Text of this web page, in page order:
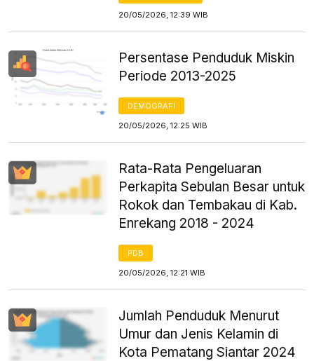
20/05/2026, 12:39 WIB
Persentase Penduduk Miskin
Periode 2013-2025
DEMOGRAFI
20/05/2026, 12:25 WIB
Rata-Rata Pengeluaran
Perkapita Sebulan Besar untuk
Rokok dan Tembakau di Kab.
Enrekang 2018 - 2024
PDB
20/05/2026, 12:21 WIB
Jumlah Penduduk Menurut
Umur dan Jenis Kelamin di
Kota Pematang Siantar 2024